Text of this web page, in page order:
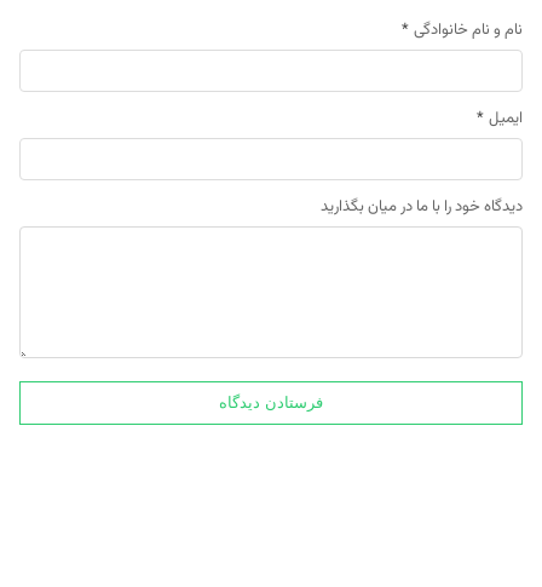
نام و نام خانوادگی *
ایمیل *
دیدگاه خود را با ما در میان بگذارید